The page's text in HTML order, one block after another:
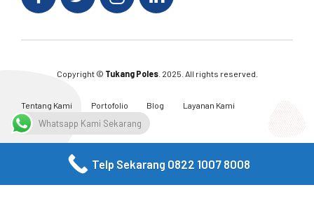
Copyright © Tukang Poles. 2025. All rights reserved.
Tentang Kami Portofolio Blog
Layanan Kami
Kontak Kami
Facebook Twitter Instagram Email
Whatsapp Kami Sekarang
Telp Sekarang 0822 1007 8008